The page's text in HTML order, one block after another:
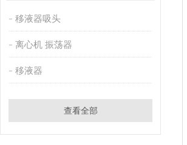
移液器吸头
离心机 振荡器
移液器
查看全部